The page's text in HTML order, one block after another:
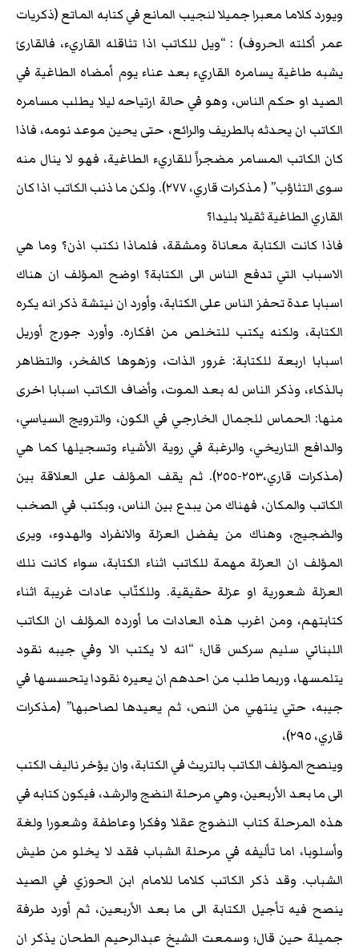
ويورد كلاما معبرا جميلا لنجيب المانع في كتابه الماتع (ذكريات
عمر أكلته الحروف) : “ويل للكاتب اذا تثاقله القاريء، فالقارئ
يشبه طاغية يسامره القاريء بعد عناء يوم أمضاه الطاغية في
الصيد او حكم الناس، وهو في حالة ارتياحه ليلا يطلب مسامره
الكاتب ان يحدثه بالطريف والرائع، حتى يحين موعد نومه، فاذا
كان الكاتب المسامر مضجراً للقاريء الطاغية، فهو لا ينال منه
سوى التثاؤب” ( مذكرات قاري، ٢٧٧). ولكن ما ذنب الكاتب اذا كان
القاري الطاغية ثقيلا بليدا؟
فاذا كانت الكتابة معاناة ومشقة، فلماذا نكتب اذن؟ وما هي
الاسباب التي تدفع الناس الى الكتابة؟ اوضح المؤلف ان هناك
اسبابا عدة تحفز الناس على الكتابة، وأورد ان نيتشة ذكر انه يكره
الكتابة، ولكنه يكتب للتخلص من افكاره. وأورد جورج أوريل
اسبابا اربعة للكتابة: غرور الذات، وزهوها كالفخر، والتظاهر
بالذكاء، وذكر الناس له بعد الموت، وأضاف الكاتب اسبابا اخرى
منها: الحماس للجمال الخارجي في الكون، والترويج السياسي،
والدافع التاريخي، والرغبة في روية الأشياء وتسجيلها كما هي
(مذكرات قاري،٢٥٣-٢٥٥). ثم يقف المؤلف على العلاقة بين
الكاتب والمكان، فهناك من يبدع بين الناس، وبكتب في الصخب
والضجيج، وهناك من يفضل العزلة والانفراد والهدوء، ويرى
المؤلف ان العزلة مهمة للكاتب اثناء الكتابة، سواء كانت نلك
العزلة شعورية او عزلة حقيقية. وللكتّاب عادات غريبة اثناء
كتابتهم، ومن اغرب هذه العادات ما أورده المؤلف ان الكاتب
اللبناني سليم سركس قال؛ “انه لا يكتب الا وفي جيبه نقود
يتلمسها، وربما طلب من احدهم ان يعيره نقودا يتحسسها في
جيبه، حتي ينتهي من النص، ثم يعيدها لصاحبها” (مذكرات
قاري، ٢٩٥)،
وينصح المؤلف الكاتب بالتريث في الكتابة، وان يؤخر ناليف الكتب
الى ما بعد الأربعين، وهي مرحلة النضج والرشد، فيكون كتابه في
هذه المرحلة كتاب النضوج عقلا وفكرا وعاطفة وشعورا ولغة
وأسلوبا، اما تأليفه في مرحلة الشباب فقد لا يخلو من طيش
الشباب. وقد ذكر الكاتب كلاما للامام ابن الحوزي في الصيد
ينصح فيه تأجيل الكتابة الى ما بعد الأربعين، ثم أورد طرفة
جميلة حين قال؛ وسمعت الشيخ عبدالرحيم الطحان يذكر ان